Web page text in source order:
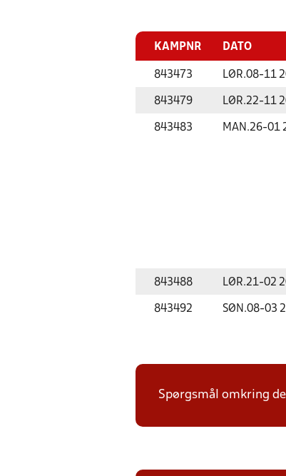
KAMPNR DATO
843473 LØR.08-11
843479 LØR.22-11
843483 MAN.26-01
843488 LØR.21-02
843492 SØN.08-03
Spørgsmål omkring